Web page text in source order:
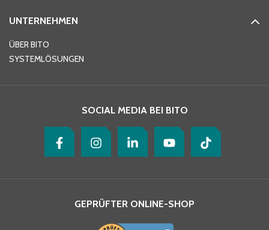
UNTERNEHMEN
ÜBER BITO
SYSTEMLÖSUNGEN
SOCIAL MEDIA BEI BITO
GEPRÜFTER ONLINE-SHOP